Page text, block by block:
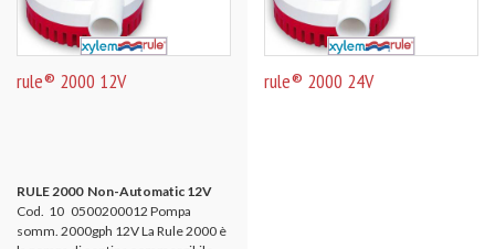
rule® 2000 12V
RULE 2000 Non-Automatic 12V
Cod. 10 0500200012 Pompa
somm. 2000gph 12V La Rule 2000 è
rule® 2000 24V